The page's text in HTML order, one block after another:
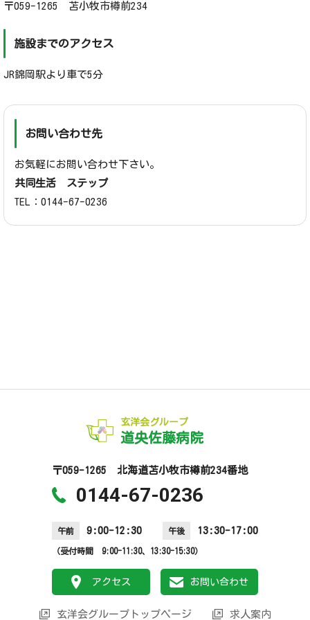
〒059-1265 苫小牧市樽前234
施設までのアクセス
JR錦岡駅より車で5分
お問い合わせ先
お気軽にお問い合わせ下さい。
共同生活 ステップ
TEL： 0144-67-0236
玄洋会グループ
道央佐藤病院
〒059-1265 北海道苫小牧市樽前234番地
0144-67-0236
午前 9:00-12:30 午後 13:30-17:00
（受付時間 9:00-11:30、13:30-15:30）
アクセス お問い合わせ
玄洋会グループトップページ 求人案内